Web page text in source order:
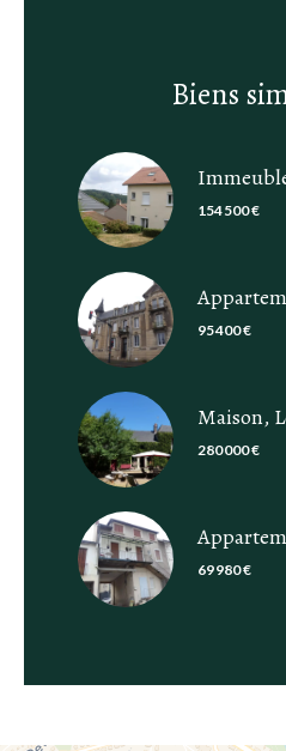
Biens
154 500 €
95 400 €
Maison,
280 000 €
69 980 €